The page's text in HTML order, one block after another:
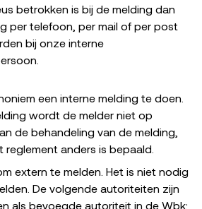
betrokken is bij de melding dan
per telefoon, per mail of per post
bij onze interne
een interne melding te doen.
wordt de melder niet op
de behandeling van de melding,
reglement anders is bepaald.
extern te melden. Het is niet nodig
De volgende autoriteiten zijn